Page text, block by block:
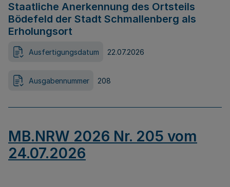
Staatliche Anerkennung des Ortsteils
Bödefeld der Stadt Schmallenberg als
Erholungsort
Ausfertigungsdatum 22.07.2026
Ausgabennummer 208
MB.NRW 2026 Nr. 205 vom
24.07.2026